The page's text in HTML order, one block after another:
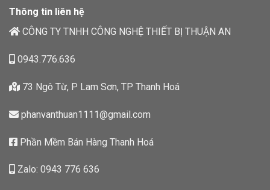
Thông tin liên hệ
CÔNG TY TNHH CÔNG NGHỆ THIẾT BỊ THUẬN AN
0943.776.636
73 Ngô Từ, P Lam Sơn, TP Thanh Hoá
phanvanthuan1111@gmail.com
Phần Mềm Bán Hàng Thanh Hoá
Zalo: 0943 776 636